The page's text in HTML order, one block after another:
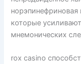
которые
мнемонических
rox casino